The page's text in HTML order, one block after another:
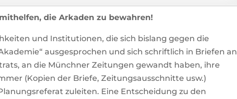
die Arkaden zu bewahren!
und Institutionen, die sich bislang gegen die
ausgesprochen und sich schriftlich in Briefen an
an die Münchner Zeitungen gewandt haben, ihre
(Kopien der Briefe, Zeitungsausschnitte usw.)
zuleiten. Eine Entscheidung zu den